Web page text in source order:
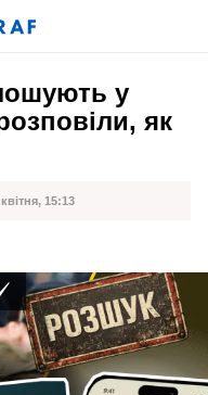
у
як
15:13